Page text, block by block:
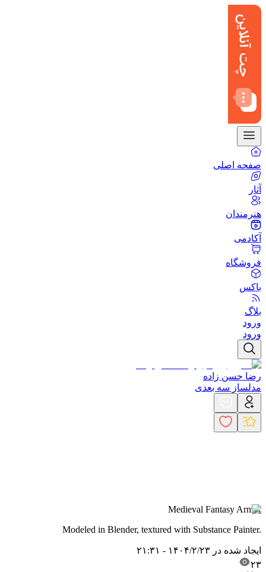
صفحه اصلی
آثار
هنرمندان
آکادمی
فروشگاه
باکس
بلاگ
ورود
ورود
رضا حسن زاده
مدلساز سه بعدی
Medieval Fantasy Armor
Modeled in Blender, textured with Substance Painter.
ایجاد شده در ۱۴۰۴/۲/۲۳ - ۲۱:۳۱
۲۳